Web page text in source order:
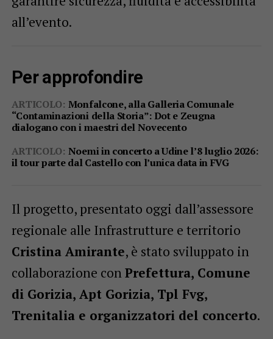
all’evento.
Per approfondire
ARTICOLO: Monfalcone, alla Galleria Comunale
“Contaminazioni della Storia”: Dot e Zeugna
dialogano con i maestri del Novecento
ARTICOLO: Noemi in concerto a Udine l’8 luglio 2026:
il tour parte dal Castello con l’unica data in FVG
Il progetto, presentato oggi dall’assessore
regionale alle Infrastrutture e territorio
Cristina Amirante, è stato sviluppato in
collaborazione conPrefettura, Comune
di Gorizia, Apt Gorizia, Tpl Fvg,
Trenitalia e organizzatori del concerto.